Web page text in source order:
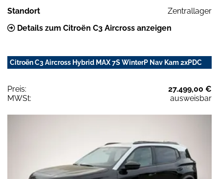
Standort
Zentrallager
Details zum Citroën C3 Aircross anzeigen
Citroën C3 Aircross Hybrid MAX 7S WinterP Nav Kam 2xPDC
Preis:
27.499,00 €
MWSt:
ausweisbar